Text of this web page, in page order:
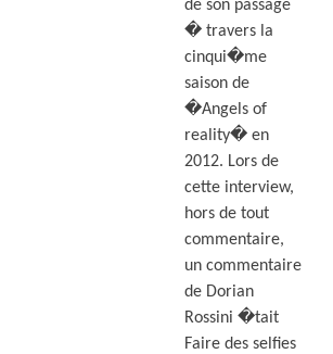
de son passage
� travers la
cinqui�me
saison de
�Angels of
reality� en
2012. Lors de
cette interview,
hors de tout
commentaire,
un commentaire
de Dorian
Rossini �tait
Faire des selfies